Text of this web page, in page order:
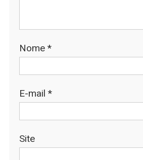
Nome *
E-mail *
Site